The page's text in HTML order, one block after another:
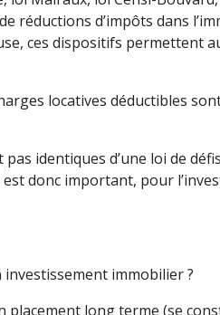
d’impôts dans
ces dispositifs
locatives déductibles
identiques d’une loi de
donc important, pour
immobilier ?
long terme (se